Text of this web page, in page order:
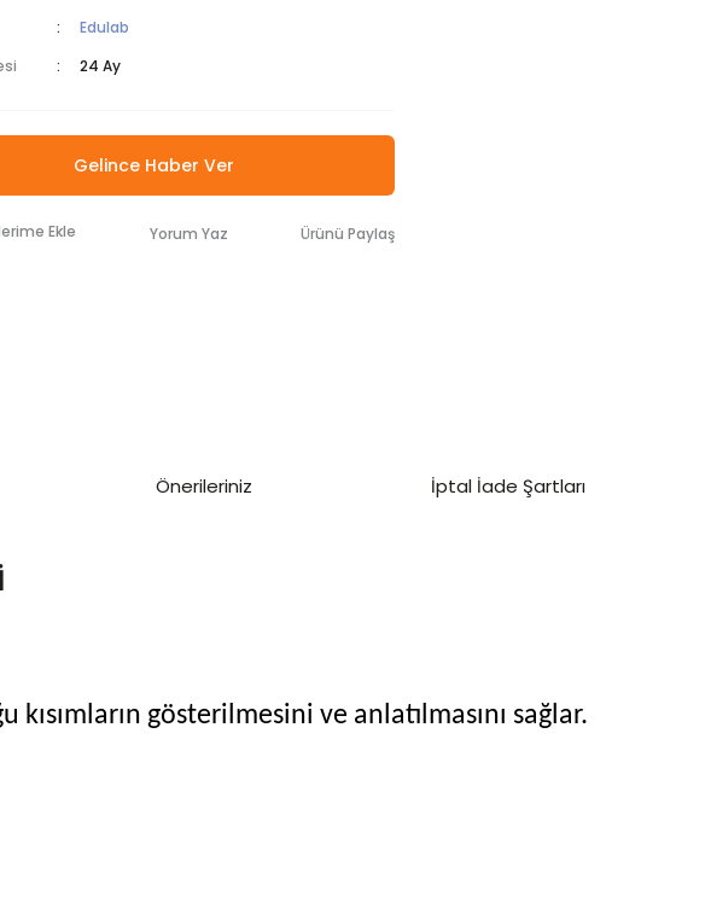
Edulab
24 Ay
Gelince Haber Ver
Yorum Yaz Ürünü Paylaş
Önerileriniz İptal İade Şartları
gösterilmesini ve anlatılmasını sağlar.